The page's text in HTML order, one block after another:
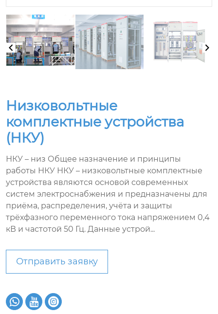
Низковольтные
комплектные устройства
(НКУ)
НКУ – низ Общее назначение и принципы
работы НКУ НКУ – низковольтные комплектные
устройства являются основой современных
систем электроснабжения и предназначены для
приёма, распределения, учёта и защиты
трёхфазного переменного тока напряжением 0,4
кВ и частотой 50 Гц. Данные устрой...
Отправить заявку
  